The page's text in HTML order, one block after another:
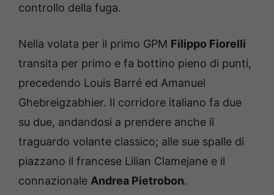
controllo della fuga.
Nella volata per il primo GPM Filippo Fiorelli
transita per primo e fa bottino pieno di punti,
precedendo Louis Barré ed Amanuel
Ghebreigzabhier. Il corridore italiano fa due
su due, andandosi a prendere anche il
traguardo volante classico; alle sue spalle di
piazzano il francese Lilian Clamejane e il
connazionale Andrea Pietrobon.